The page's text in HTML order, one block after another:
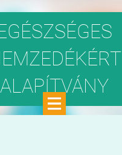
ALAPÍTVÁNY